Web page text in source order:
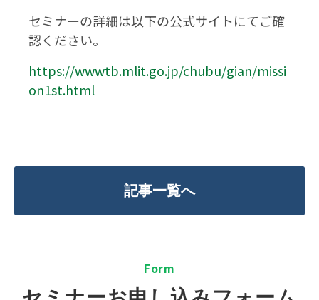
セミナーの詳細は以下の公式サイトにてご確
認ください。
https://wwwtb.mlit.go.jp/chubu/gian/missi
on1st.html
記事一覧へ
Form